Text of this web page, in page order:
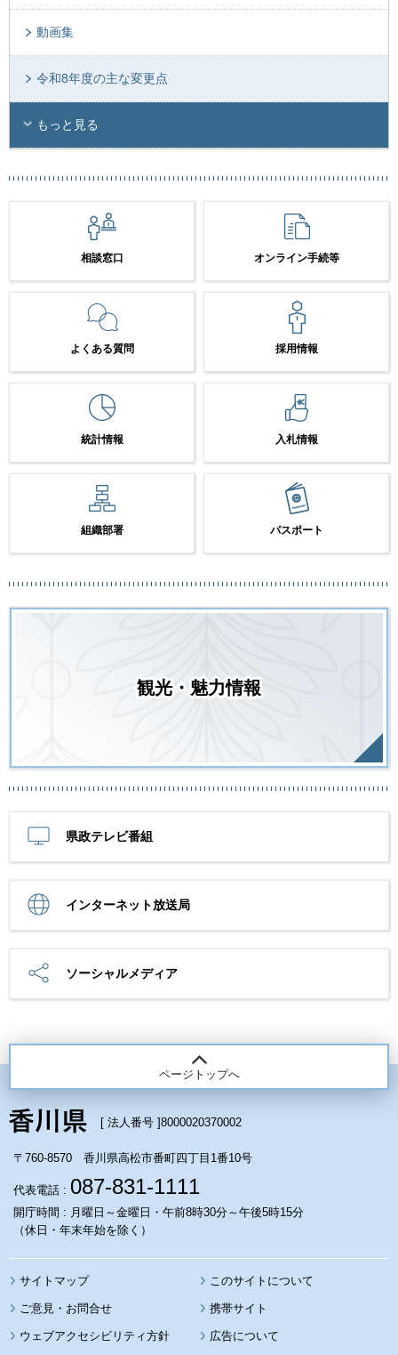
動画集
令和8年度の主な変更点
もっと見る
相談窓口 オンライン手続等
よくある質問 採用情報
統計情報 入札情報
組織部署 パスポート
観光・魅力情報
県政テレビ番組
インターネット放送局
ソーシャルメディア
ページトップへ
[ 法人番号 ]8000020370002
〒760-8570 香川県高松市番町四丁目1番10号
代表電話 : 087-831-1111
開庁時間 : 月曜日～金曜日・午前8時30分～午後5時15分
（休日・年末年始を除く）
サイトマップ このサイトについて
携帯サイト
ウェブアクセシビリティ方針 広告について